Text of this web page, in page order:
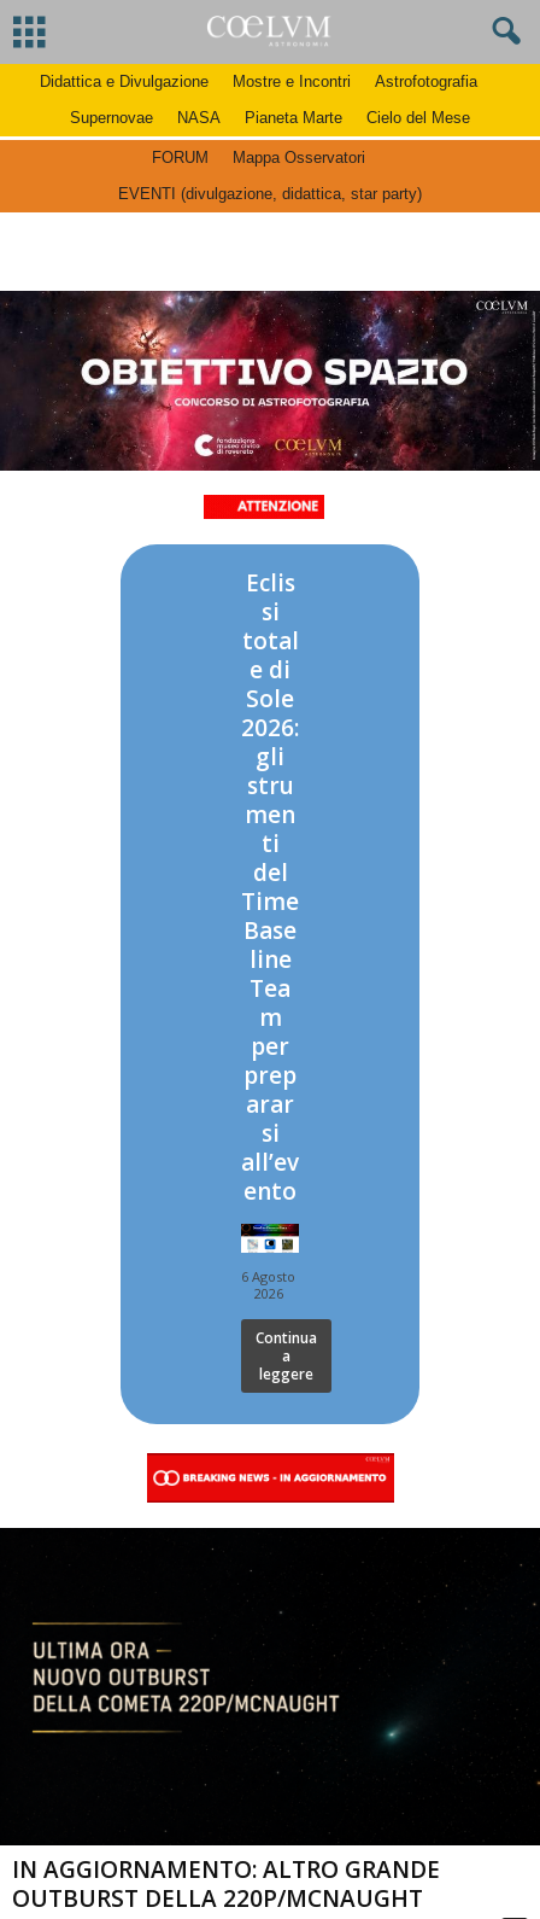
Didattica e Divulgazione Mostre e Incontri
Astrofotografia
Supernovae
NASA Pianeta Marte Cielo del Mese
FORUM
Mappa Osservatori
EVENTI (divulgazione, didattica, star party)
Eclis
si
total
e di
Sole
2026:
gli
stru
men
ti
del
Time
Base
line
Tea
m
per
prep
arar
si
all’ev
ento
6 Agosto
2026
Continua
a
leggere
IN AGGIORNAMENTO: ALTRO GRANDE
OUTBURST DELLA 220P/MCNAUGHT